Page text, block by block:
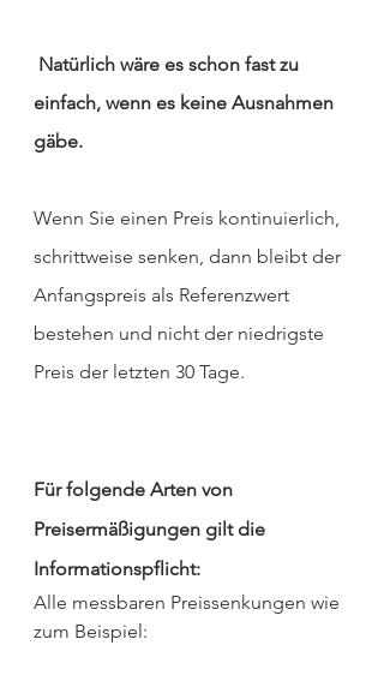
Natürlich wäre es schon fast zu
einfach, wenn es keine Ausnahmen
gäbe.
Wenn Sie einen Preis kontinuierlich,
schrittweise senken, dann bleibt der
Anfangspreis als Referenzwert
bestehen und nicht der niedrigste
Preis der letzten 30 Tage.
Für folgende Arten von
Preisermäßigungen gilt die
Informationspflicht:
Alle messbaren Preissenkungen wie
zum Beispiel: